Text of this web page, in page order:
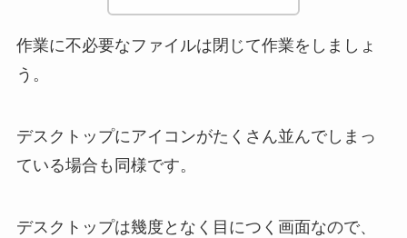
作業に不必要なファイルは閉じて作業をしましょ
う。
デスクトップにアイコンがたくさん並んでしまっ
ている場合も同様です。
デスクトップは幾度となく目につく画面なので、